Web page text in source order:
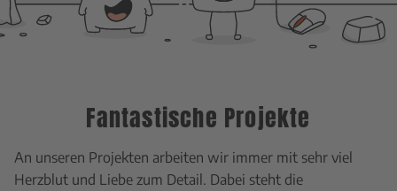
Fantastische Projekte
An unseren Projekten arbeiten wir immer mit sehr viel
Herzblut und Liebe zum Detail. Dabei steht die